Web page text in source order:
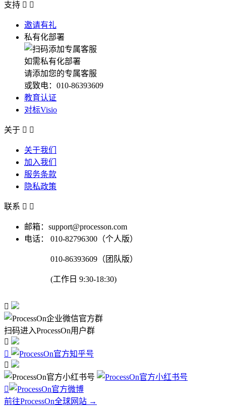
支持  
邀请有礼
私有化部署
如需私有化部署
请添加您的专属客服
或致电：010-86393609
教育认证
对标Visio
关于  
关于我们
加入我们
服务条款
隐私政策
联系  
邮箱：support@processon.com
电话：
010-82796300（个人版）
010-86393609（团队版）
(工作日 9:30-18:30)

扫码进入ProcessOn用户群




前往ProcessOn全球网站 →